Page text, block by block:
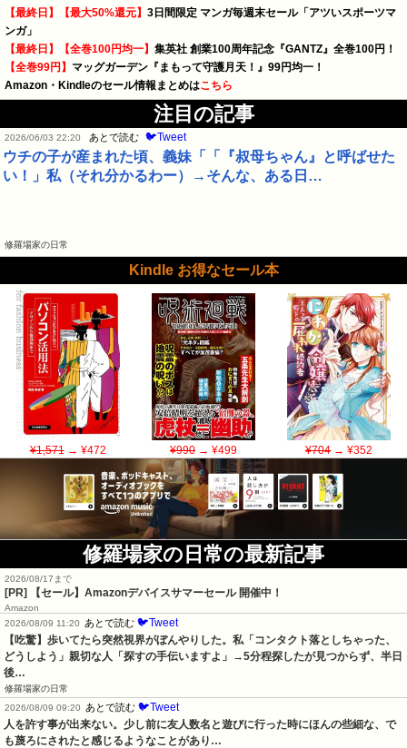
【最終日】【最大50%還元】 3日間限定 マンガ毎週末セール「アツいスポーツマ
ンガ」
【最終日】【全巻100円均一】 集英社 創業100周年記念『GANTZ』全巻100円！
【全巻99円】 マッグガーデン『まもって守護月天！』99円均一！
Amazon・Kindleのセール情報まとめはこちら
注目の記事
2026/06/03 22:20 あとで読む 🐦Tweet
ウチの子が産まれた頃、義妹「「『叔母ちゃん』と呼ばせた
い！」私（それ分かるわー）→そんな、ある日…
修羅場家の日常
Kindle お得なセール本
¥1,571→ ¥472 ¥990→ ¥499 ¥704→ ¥352
修羅場家の日常の最新記事
2026/08/17まで
[PR] 【セール】Amazonデバイスサマーセール 開催中！
Amazon
2026/08/09 11:20
あとで読む 🐦Tweet
【吃驚】歩いてたら突然視界がぼんやりした。私「コンタクト落としちゃった、
どうしよう」親切な人「探すの手伝いますよ」→5分程探したが見つからず、半日
後…
修羅場家の日常
2026/08/09 09:20
あとで読む 🐦Tweet
人を許す事が出来ない。少し前に友人数名と遊びに行った時にほんの些細な、で
も蔑ろにされたと感じるようなことがあり…